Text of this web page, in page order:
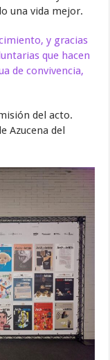
una vida mejor.
y gracias
que hacen
de convivencia,
del acto.
Azucena del